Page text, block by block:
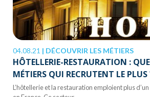
04.08.21 | DÉCOUVRIR LES MÉTIERS
HÔTELLERIE-RESTAURATION :
MÉTIERS QUI RECRUTENT LE PLUS
L’hôtellerie et la restauration emploient plus